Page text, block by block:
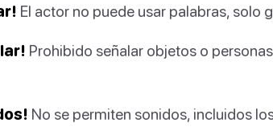
El actor no puede usar palabras, solo
Prohibido señalar objetos o
No se permiten sonidos, incluidos